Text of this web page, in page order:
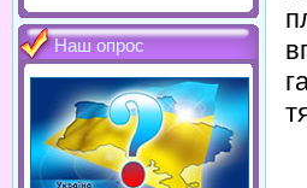
Наш опрос